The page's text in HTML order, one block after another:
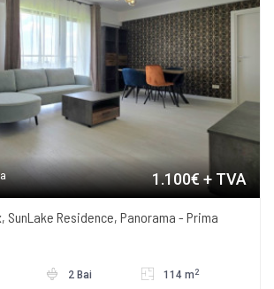
1.100€+ TVA
SunLake Residence, Panorama - Prima
2 Bai 114 m 2